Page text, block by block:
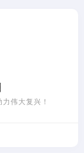
伟大复兴！